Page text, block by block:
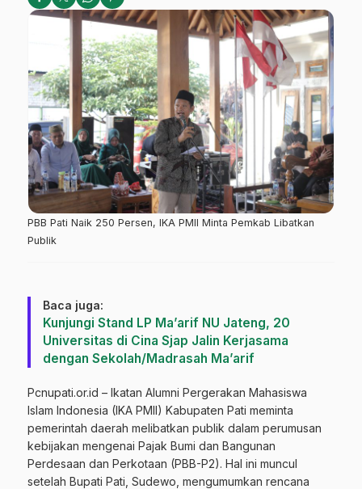
PBB Pati Naik 250 Persen, IKA PMII Minta Pemkab Libatkan
Publik
Baca juga:
Kunjungi Stand LP Ma’arif NU Jateng, 20
Universitas di Cina Sjap Jalin Kerjasama
dengan Sekolah/Madrasah Ma’arif
Pcnupati.or.id – Ikatan Alumni Pergerakan Mahasiswa
Islam Indonesia (IKA PMII) Kabupaten Pati meminta
pemerintah daerah melibatkan publik dalam perumusan
kebijakan mengenai Pajak Bumi dan Bangunan
Perdesaan dan Perkotaan (PBB-P2). Hal ini muncul
setelah Bupati Pati, Sudewo, mengumumkan rencana